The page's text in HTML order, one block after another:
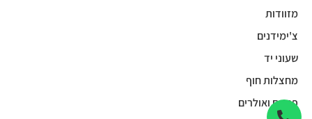
מזוודות
צ'ימידנים
שעוני יד
מחצלות חוף
פנסים ואולרים